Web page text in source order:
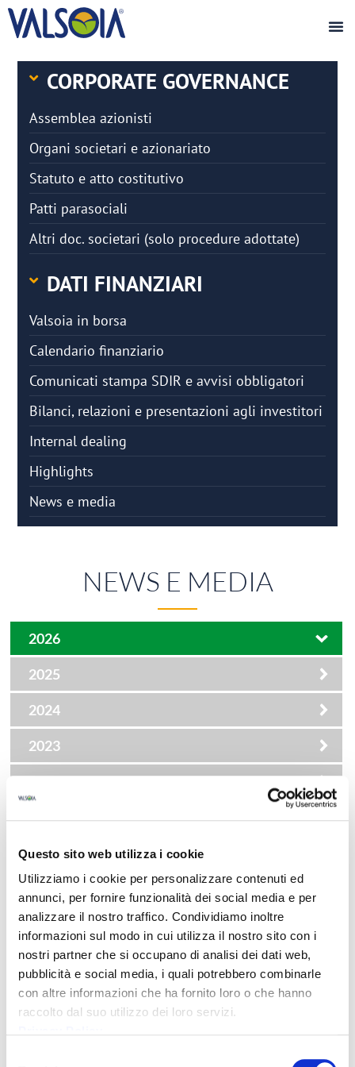
Questo sito web utilizza i cookie
Utilizziamo i cookie per personalizzare contenuti ed
annunci, per fornire funzionalità dei social media e per
analizzare il nostro traffico. Condividiamo inoltre
informazioni sul modo in cui utilizza il nostro sito con i
nostri partner che si occupano di analisi dei dati web,
pubblicità e social media, i quali potrebbero combinarle
con altre informazioni che ha fornito loro o che hanno
raccolto dal suo utilizzo dei loro servizi.
CORPORATE GOVERNANCE
Assemblea azionisti
Organi societari e azionariato
Statuto e atto costitutivo
Patti parasociali
Altri doc. societari (solo procedure adottate)
DATI FINANZIARI
Valsoia in borsa
Calendario finanziario
Comunicati stampa SDIR e avvisi obbligatori
Bilanci, relazioni e presentazioni agli investitori
Internal dealing
Highlights
News e media
NEWS E MEDIA
2026
2025
2024
2023
2022
2021
2020
2019
DATA TITOLO
Maggio 29, 2026
VALSOIA PRESENTA DUE NUOVE REFERENZE
DI GELATO VEGETALE PER L’ESTATE 2026